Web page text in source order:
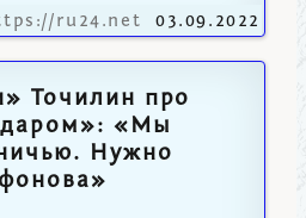
ru24.net 03.09.2022
Точилин про
«Мы
Нужно